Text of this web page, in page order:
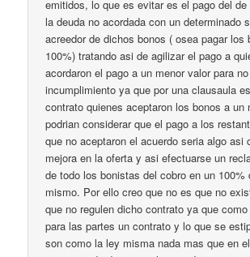
emitidos, lo que es evitar es el pago del
la deuda no acordada con un determinado
acreedor de dichos bonos ( osea pagar los
100%) tratando asi de agilizar el pago a
acordaron el pago a un menor valor para
incumplimiento ya que por una clausaula
contrato quienes aceptaron los bonos a un
podrian considerar que el pago a los
que no aceptaron el acuerdo seria algo asi
mejora en la oferta y asi efectuarse un
de todo los bonistas del cobro en un 100%
mismo. Por ello creo que no es que no
que no regulen dicho contrato ya que
para las partes un contrato y lo que se
son como la ley misma nada mas que en